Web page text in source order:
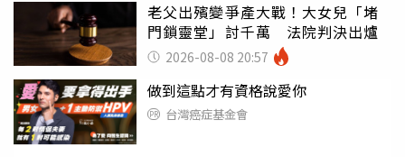
老父出殯變爭產大戰！大女兒「堵
門鎖靈堂」討千萬 法院判決出爐
2026-08-08 20:57
做到這點才有資格說愛你
台灣癌症基金會